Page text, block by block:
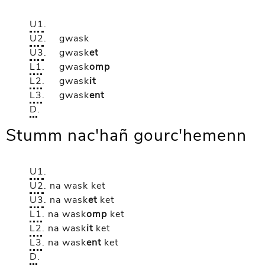
U1.
U2.
gwask
U3. gwasket
L1. gwaskomp
L2. gwaskit
L3. gwaskent
D.
Stumm nac'hañ gourc'hemenn
U1.
U2. na wask ket
U3. na wasket ket
L1. na waskomp ket
L2. na waskit ket
L3. na waskent ket
D.